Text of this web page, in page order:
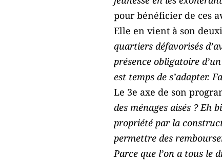
pour bénéficier de ces
Elle en vient à son
quartiers défavorisés
présence obligatoire
est temps de s’adapter.
Le 3e axe de son
des ménages aisés ? Eh
propriété par la
permettre des
Parce que l’on a tous le